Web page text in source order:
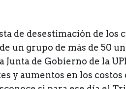
de desestimación de los
un grupo de más de 50
de Gobierno de la
y aumentos en los